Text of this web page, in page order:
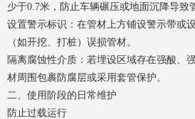
少于0.7米，防止车辆碾压或地面沉降导致
设置警示标识：在管材上方铺设警示带或
（如开挖、打桩）误损管材。
隔离腐蚀性介质：若埋设区域存在强酸、
材周围包裹防腐层或采用套管保护。
二、使用阶段的日常维护
防止过载运行